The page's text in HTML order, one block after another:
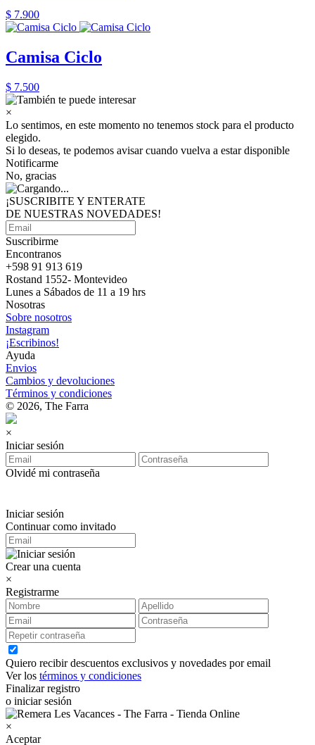
$ 7.900
Camisa Ciclo
$ 7.500
×
Lo sentimos, en este momento no tenemos stock para el producto
elegido.
Si lo deseas, te podemos avisar cuando vuelva a estar disponible
Notificarme
No, gracias
¡SUSCRIBITE Y ENTERATE
DE NUESTRAS NOVEDADES!
Suscribirme
Encontranos
+598 91 913 619
Rostand 1552- Montevideo
Lunes a Sábados de 11 a 19 hrs
Nosotras
Sobre nosotros
Instagram
¡Escribinos!
Ayuda
Envios
Cambios y devoluciones
Términos y condiciones
© 2026, The Farra
×
Iniciar sesión
Olvidé mi contraseña
Iniciar sesión
Continuar como invitado
Crear una cuenta
×
Registrarme
Quiero recibir descuentos exclusivos y novedades por email
Ver los términos y condiciones
Finalizar registro
o iniciar sesión
×
Aceptar